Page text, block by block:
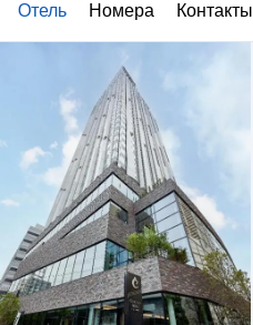
Отель Номера Контакты